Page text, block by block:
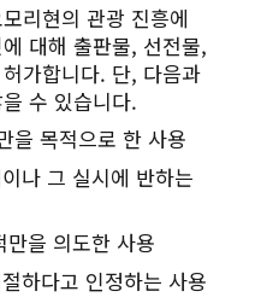
리현의 관광 진흥에
대해 출판물, 선전물,
가합니다. 단, 다음과
수 있습니다.
을 목적으로 한 사용
나 그 실시에 반하는
을 의도한 사용
하다고 인정하는 사용
공유
에 공유